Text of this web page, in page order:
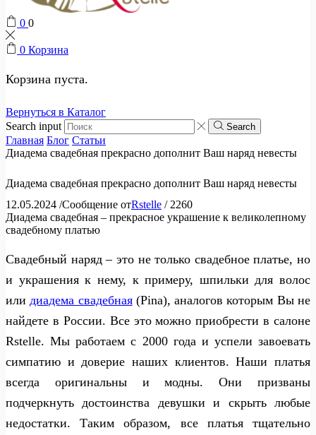
0 0
0 Корзина
Корзина пуста.
Вернуться в Каталог
Search input
Search
Главная Блог Статьи
Диадема свадебная прекрасно дополнит Ваш наряд невесты
Диадема свадебная прекрасно дополнит Ваш наряд невесты
12.05.2024 /Сообщение отRstelle / 2260
Диадема свадебная – прекрасное украшение к великолепному
свадебному платью
Свадебный наряд – это не только свадебное платье, но
и украшения к нему, к примеру, шпильки для волос
или диадема свадебная(Pina), аналогов которым Вы не
найдете в России. Все это можно приобрести в салоне
Rstelle. Мы работаем с 2000 года и успели завоевать
симпатию и доверие наших клиентов. Наши платья
всегда оригинальны и модны. Они призваны
подчеркнуть достоинства девушки и скрыть любые
недостатки. Таким образом, все платья тщательно